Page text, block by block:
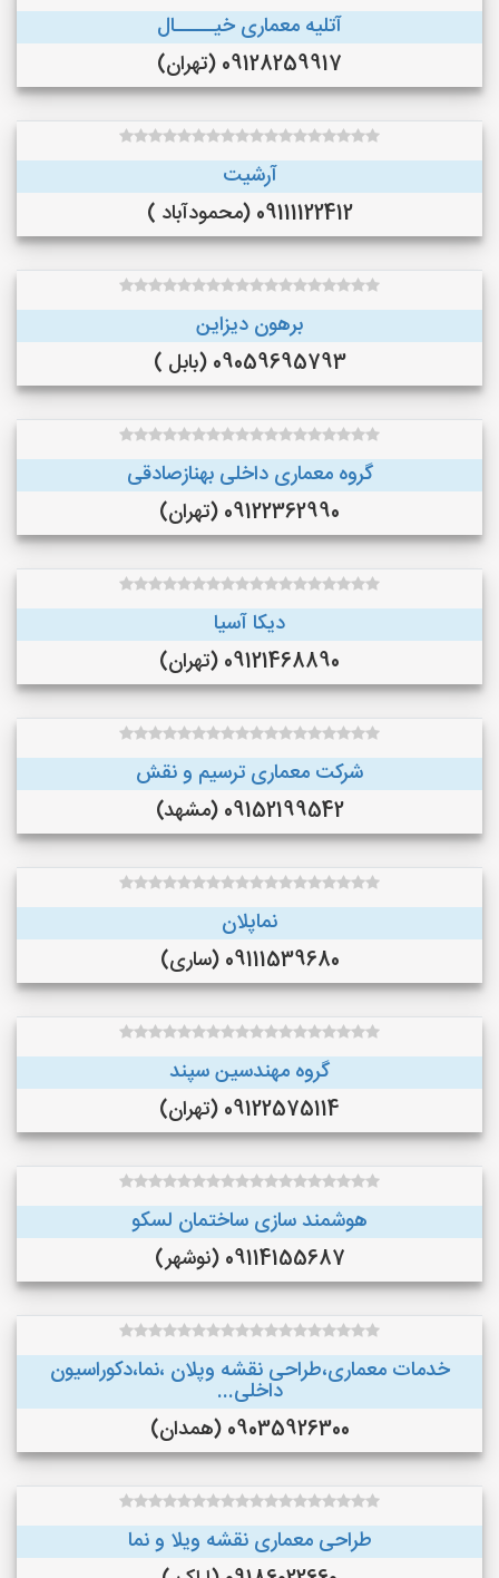
آتلیه معماری خیـــــال
09128259917 (تهران)
آرشیت
09111122412 (محمودآباد )
برهون دیزاین
09059695793 (بابل )
گروه معماری داخلی بهنازصادقی
09122362990 (تهران)
دیکا آسیا
09121468890 (تهران)
شرکت معماری ترسیم و نقش
09152199542 (مشهد)
نماپلان
09111539680 (ساری)
گروه مهندسین سپند
09122575114 (تهران)
هوشمند سازی ساختمان لسکو
09114155687 (نوشهر)
خدمات معماری،طراحی نقشه وپلان ،نما،دکوراسیون
داخلی...
09035926300 (همدان)
طراحی معماری نقشه ویلا و نما